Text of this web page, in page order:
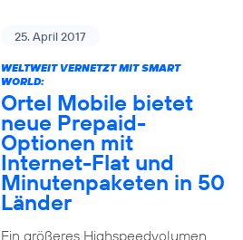
25. April 2017
WELTWEIT VERNETZT MIT SMART
WORLD:
Ortel Mobile bietet
neue Prepaid-
Optionen mit
Internet-Flat und
Minutenpaketen in 50
Länder
Ein größeres Highspeedvolumen